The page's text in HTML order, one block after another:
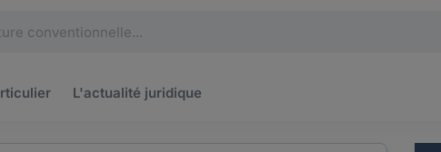
L'actualité juridique